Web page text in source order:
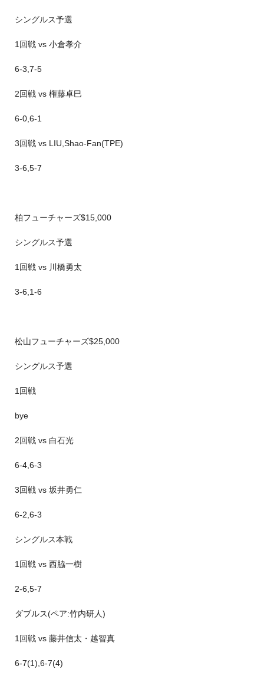
シングルス予選
1回戦 vs 小倉孝介
6-3,7-5
2回戦 vs 権藤卓巳
6-0,6-1
3回戦 vs LIU,Shao-Fan(TPE)
3-6,5-7
柏フューチャーズ$15,000
シングルス予選
1回戦 vs 川橋勇太
3-6,1-6
松山フューチャーズ$25,000
シングルス予選
1回戦
bye
2回戦 vs 白石光
6-4,6-3
3回戦 vs 坂井勇仁
6-2,6-3
シングルス本戦
1回戦 vs 西脇一樹
2-6,5-7
ダブルス(ペア:竹内研人)
1回戦 vs 藤井信太・越智真
6-7(1),6-7(4)